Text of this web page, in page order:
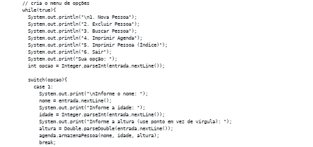
    // cria o menu de opções
    while(true){
      System.out.println("\n1. Nova Pessoa");
      System.out.println("2. Excluir Pessoa");
      System.out.println("3. Buscar Pessoa");
      System.out.println("4. Imprimir Agenda");
      System.out.println("5. Imprimir Pessoa (Índice)");
      System.out.println("6. Sair");
      System.out.print("Sua opção: ");
      int opcao = Integer.parseInt(entrada.nextLine());
      switch(opcao){
        case 1:
          System.out.print("\nInforme o nome: ");
          nome = entrada.nextLine();
          System.out.print("Informe a idade: ");
          idade = Integer.parseInt(entrada.nextLine());
          System.out.print("Informe a altura (use ponto em vez de vírgula): ");
          altura = Double.parseDouble(entrada.nextLine());
          agenda.armazenaPessoa(nome, idade, altura);
          break;